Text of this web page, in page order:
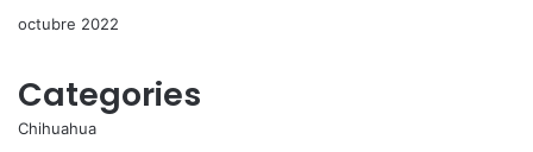
octubre 2022
Categories
Chihuahua